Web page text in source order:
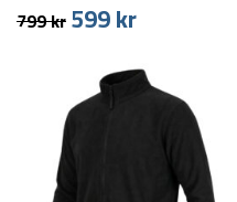
Hoodie – Blå
799kr Den
var:
799 kr.
599krDen
pris
er:
599 kr.